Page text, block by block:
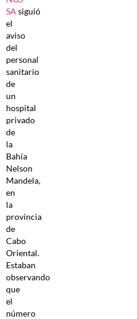
SA siguió
el
aviso
del
personal
sanitario
de
un
hospital
privado
de
la
Bahía
Nelson
Mandela,
en
la
provincia
de
Cabo
Oriental.
Estaban
observando
que
el
número